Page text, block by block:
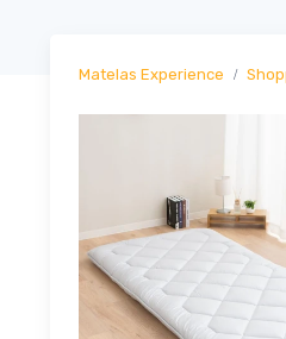
Matelas Experience